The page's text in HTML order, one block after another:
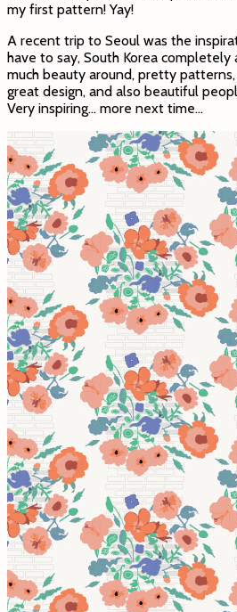
my first pattern! Yay!
A recent trip to Seoul was the
have to say, South Korea completely
much beauty around, pretty patterns,
great design, and also beautiful
Very inspiring… more next time…